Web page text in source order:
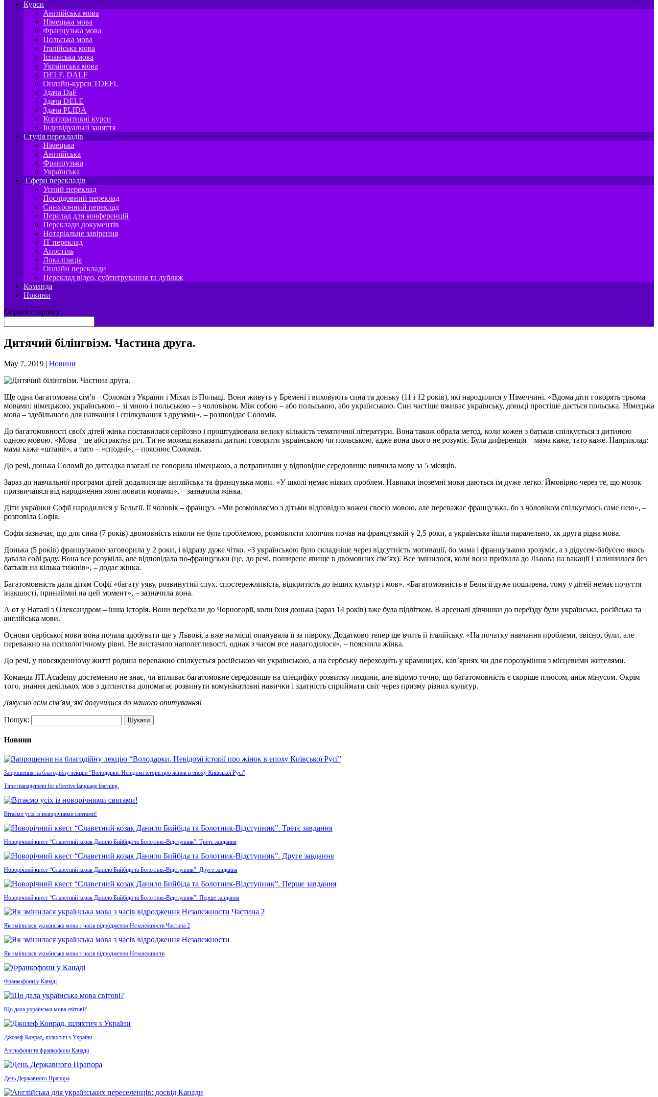
Курси
Англійська мова
Німецька мова
Французька мова
Польська мова
Італійська мова
Іспанська мова
Українська мова
DELF, DALF
Онлайн-курси TOEFL
Здача DaF
Здача DELE
Здача PLIDA
Корпоративні курси
Індивідуальні заняття
Студія перекладів
Німецька
Англійська
Французька
Українська
Сфери перекладів
Усний переклад
Послідовний переклад
Синхронний переклад
Перелад для конференцій
Переклади документів
Нотаріальне завірення
IT переклад
Апостіль
Локалізація
Онлайн переклади
Переклад відео, субтитрування та дубляж
Команда
Новини
Обрати сторінку
Дитячий білінгвізм. Частина друга.
May 7, 2019 | Новини
Ще одна багатомовна сім’я – Соломія з України і Міхал із Польщі. Вони живуть у Бремені і виховують сина та доньку (11 і 12 років), які народилися у Німеччині. «Вдома діти говорять трьома
мовами: німецькою, українською – зі мною і польською – з чоловіком. Між собою – або польською, або українською. Син частіше вживає українську, доньці простіше дається польська. Німецька
мова – здебільшого для навчання і спілкування з друзями», – розповідає Соломія.
До багатомовності своїх дітей жінка поставилася серйозно і проштудіювала велику кількість тематичної літератури. Вона також обрала метод, коли кожен з батьків спілкується з дитиною
одною мовою. «Мова – це абстрактна річ. Ти не можеш наказати дитині говорити українською чи польською, адже вона цього не розуміє. Була диференція – мама каже, тато каже. Наприклад:
мама каже «штани», а тато – «сподні», – пояснює Соломія.
До речі, донька Соломії до дитсадка взагалі не говорила німецькою, а потрапивши у відповідне середовище вивчила мову за 5 місяців.
Зараз до навчальної програми дітей додалися ще англійська та французька мови. «У школі немає ніяких проблем. Навпаки іноземні мови даються їм дуже легко. Ймовірно через те, що мозок
призвичаївся від народження жонглювати мовами», – зазначила жінка.
Діти українки Софії народилися у Бельгії. Її чоловік – француз. «Ми розмовляємо з дітьми відповідно кожен своєю мовою, але переважає французька, бо з чоловіком спілкуємось саме нею», –
розповіла Софія.
Софія зазначає, що для сина (7 років) двомовність ніколи не була проблемою, розмовляти хлопчик почав на французькій у 2,5 роки, а українська йшла паралельно, як друга рідна мова.
Донька (5 років) французькою заговорила у 2 роки, і відразу дуже чітко. «З українською було складніше через відсутність мотивації, бо мама і французькою зрозуміє, а з дідусем-бабусею якось
давала собі раду. Вона все розуміла, але відповідала по-французьки (це, до речі, поширене явище в двомовних сім’ях). Все змінилося, коли вона приїхала до Львова на вакації і залишилася без
батьків на кілька тижнів», – додає жінка.
Багатомовність дала дітям Софії «багату уяву, розвинутий слух, спостережливість, відкритість до інших культур і мов». «Багатомовність в Бельгії дуже поширена, тому у дітей немає почуття
інакшості, принаймні на цей момент», – зазначила вона.
А от у Наталі з Олександром – інша історія. Вони переїхали до Чорногорії, коли їхня донька (зараз 14 років) вже була підлітком. В арсеналі дівчинки до переїзду були українська, російська та
англійська мови.
Основи сербської мови вона почала здобувати ще у Львові, а вже на місці опанувала її за півроку. Додатково тепер ще вчить й італійську. «На початку навчання проблеми, звісно, були, але
переважно на психологічному рівні. Не вистачало наполегливості, однак з часом все налагодилося», – пояснила жінка.
До речі, у повсякденному житті родина переважно спілкується російською чи українською, а на сербську переходить у крамницях, кав’ярнях чи для порозуміння з місцевими жителями.
Команда JIT.Academy достеменно не знає, чи впливає багатомовне середовище на специфіку розвитку людини, але відомо точно, що багатомовність є скоріше плюсом, аніж мінусом. Окрім
того, знання декількох мов з дитинства допомагає розвинути комунікативні навички і здатність сприймати світ через призму різних культур.
Дякуємо всім сім’ям, які долучилися до нашого опитування!
Пошук:
Новини
Запрошення на благодійну лекцію “Володарки. Невідомі історії про жінок в епоху Київської Русі”
Time management for effective language learning.
Вітаємо усіх із новорічними святами!
Новорічний квест “Славетний козак Данило Бийбіда та Болотник-Відступник”. Третє завдання
Новорічний квест “Славетний козак Данило Бийбіда та Болотник-Відступник”. Друге завдання
Новорічний квест “Славетний козак Данило Бийбіда та Болотник-Відступник”. Перше завдання
Як змінилася українська мова з часів відродження Незалежности Частина 2
Як змінилася українська мова з часів відродження Незалежности
Франкофони у Канаді
Що дала українська мова світові?
Джозеф Конрад, шляхтич з України
Англофони та франкофони Канади
День Державного Прапора